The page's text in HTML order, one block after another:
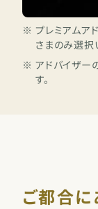
※ プレミアムア
さまのみ選択
※ アドバイザー
す。
ご都合